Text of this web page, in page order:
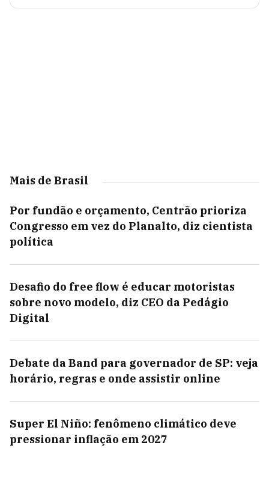
Mais de Brasil
Por fundão e orçamento, Centrão prioriza
Congresso em vez do Planalto, diz cientista
política
Desafio do free flow é educar motoristas
sobre novo modelo, diz CEO da Pedágio
Digital
Debate da Band para governador de SP: veja
horário, regras e onde assistir online
Super El Niño: fenômeno climático deve
pressionar inflação em 2027